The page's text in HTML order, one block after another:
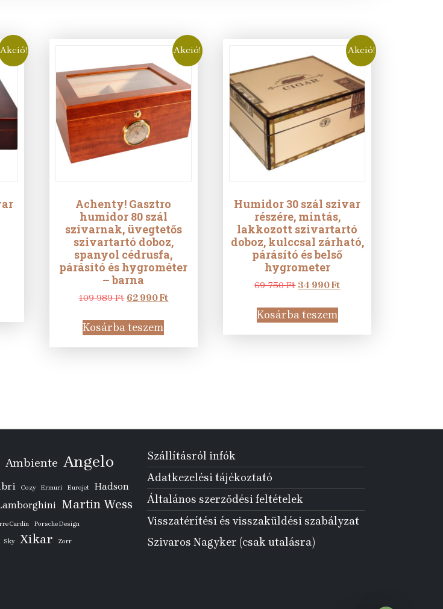
Akció!
Ft.
Akció!
Achenty! Gasztro
humidor 80 szál
szivarnak, üvegtetős
szivartartó doboz,
spanyol cédrusfa,
párásító és hygrométer
– barna
109 989Ft Original
was:
109
989 Ft.
62 990FtCurrent
990 Ft.
Kosárba teszem
Akció!
Humidor 30 szál szivar
részére, mintás,
lakkozott szivartartó
doboz, kulccsal zárható,
párásító és belső
hygrometer
69 750Ft Original
was:
69
750 Ft.
34 990FtCurrent
990 Ft.
Kosárba teszem
Ambiente Angelo
Cozy Ermuri Eurojet Hadson
Martin Wess
Cardin Porsche Design
Sky Xikar Zorr
Szállításról infók
Adatkezelési tájékoztató
Általános szerződési feltételek
Visszatérítési és visszaküldési szabályzat
Szivaros Nagyker (csak utalásra)